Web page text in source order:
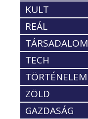
KULT
REÁL
TÁRSADALOM
TECH
TÖRTÉNELEM
ZÖLD
GAZDASÁG